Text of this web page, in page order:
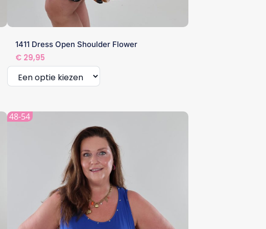
1411 Dress Open Shoulder Flower
€29,95
product
heeft
worden
48-54